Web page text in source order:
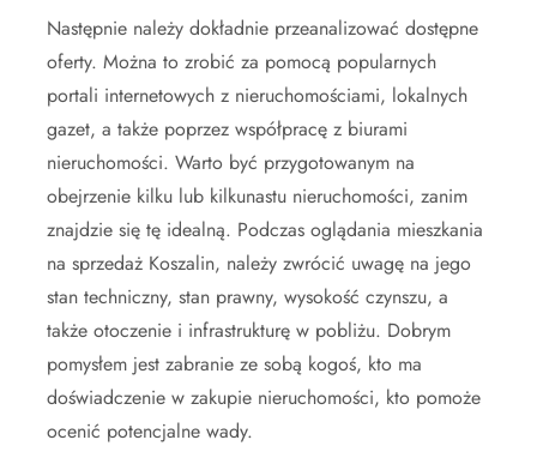
Następnie należy dokładnie przeanalizować dostępne
oferty. Można to zrobić za pomocą popularnych
portali internetowych z nieruchomościami, lokalnych
gazet, a także poprzez współpracę z biurami
nieruchomości. Warto być przygotowanym na
obejrzenie kilku lub kilkunastu nieruchomości, zanim
znajdzie się tę idealną. Podczas oglądania mieszkania
na sprzedaż Koszalin, należy zwrócić uwagę na jego
stan techniczny, stan prawny, wysokość czynszu, a
także otoczenie i infrastrukturę w pobliżu. Dobrym
pomysłem jest zabranie ze sobą kogoś, kto ma
doświadczenie w zakupie nieruchomości, kto pomoże
ocenić potencjalne wady.